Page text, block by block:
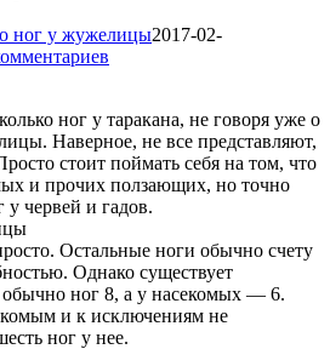
ног у жужелицы2017-02-
ног у таракана, не говоря уже о
Наверное, не все представляют,
стоит поймать себя на том, что
и прочих ползающих, но точно
у червей и гадов.
Остальные ноги обычно счету
Однако существует
обычно ног 8, а у насекомых — 6.
и к исключениям не
ног у нее.